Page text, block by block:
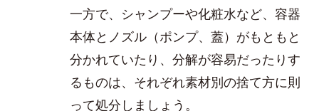
一方で、シャンプーや化粧水など、容器
本体とノズル（ポンプ、蓋）がもともと
分かれていたり、分解が容易だったりす
るものは、それぞれ素材別の捨て方に則
って処分しましょう。